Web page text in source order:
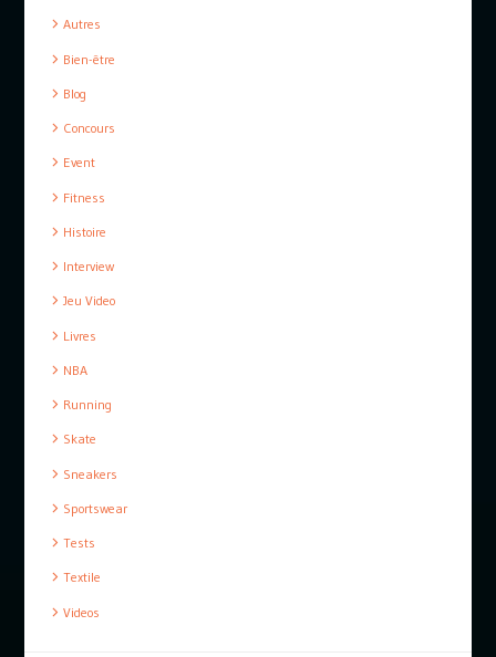
Autres
Bien-être
Blog
Concours
Event
Fitness
Histoire
Interview
Jeu Video
Livres
NBA
Running
Skate
Sneakers
Sportswear
Tests
Textile
Videos